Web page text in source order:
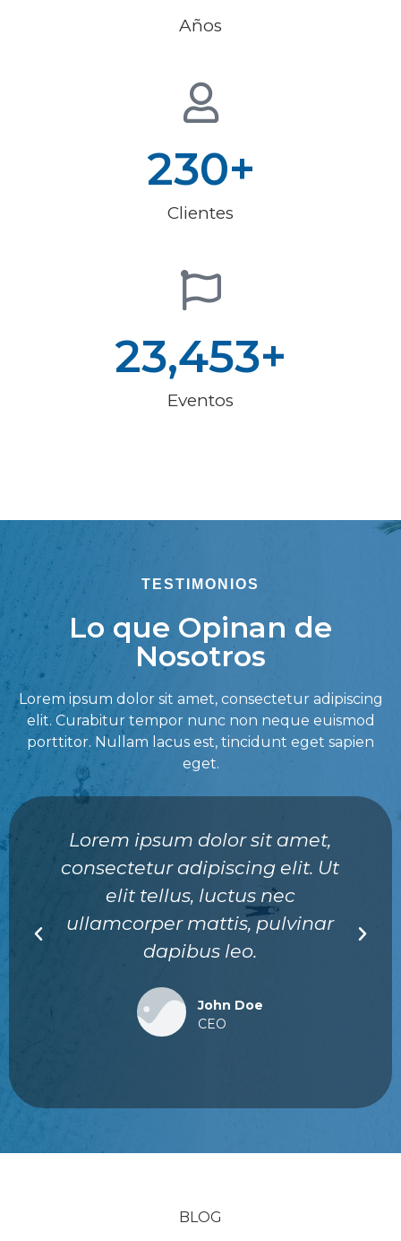
Años
230+
Clientes
23,453+
Eventos
TESTIMONIOS
Lo que Opinan de
Nosotros
Lorem ipsum dolor sit amet, consectetur adipiscing
elit. Curabitur tempor nunc non neque euismod
porttitor. Nullam lacus est, tincidunt eget sapien
eget.
Lorem ipsum dolor sit amet,
consectetur adipiscing elit. Ut
elit tellus, luctus nec
ullamcorper mattis, pulvinar
dapibus leo.
John Doe
CEO
BLOG